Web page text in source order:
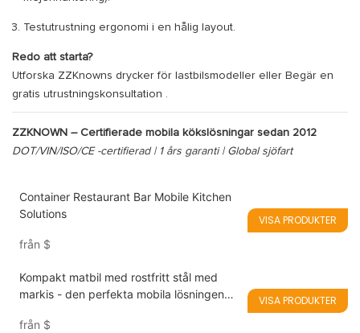
Testutrustning ergonomi i en hålig layout.
Redo att starta?
Utforska ZZKnowns drycker för lastbilsmodeller eller Begär en
gratis utrustningskonsultation .
ZZKNOWN – Certifierade mobila kökslösningar sedan 2012
DOT/VIN/ISO/CE -certifierad | 1 års garanti | Global sjöfart
Container Restaurant Bar Mobile Kitchen
Solutions
från $
VISA PRODUKTER
Kompakt matbil med rostfritt stål med
markis - den perfekta mobila lösningen
från $
VISA PRODUKTER